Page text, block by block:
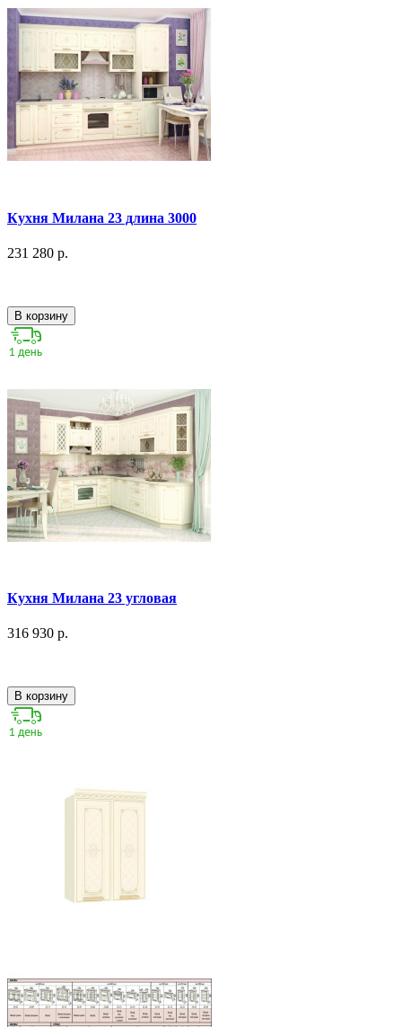
Кухня Милана 23 длина 3000
231 280 р.
В корзину
Кухня Милана 23 угловая
316 930 р.
В корзину